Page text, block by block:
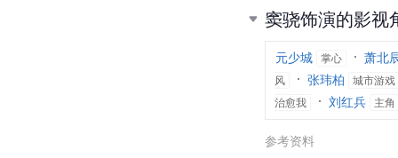
窦骁饰演的影视
元少城 掌心 萧北
风 张玮柏
城市游戏
治愈我
刘红兵 主角
参考资料